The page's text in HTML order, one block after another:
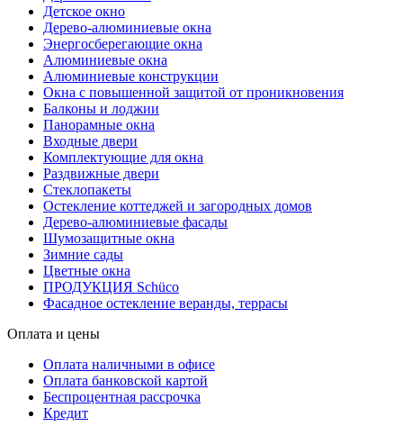
Детское окно
Дерево-алюминиевые окна
Энергосберегающие окна
Алюминиевые окна
Алюминиевые конструкции
Окна с повышенной защитой от проникновения
Балконы и лоджии
Панорамные окна
Входные двери
Комплектующие для окна
Раздвижные двери
Стеклопакеты
Остекление коттеджей и загородных домов
Дерево-алюминиевые фасады
Шумозащитные окна
Зимние сады
Цветные окна
ПРОДУКЦИЯ Schüco
Фасадное остекление веранды, террасы
Оплата и цены
Оплата наличными в офисе
Оплата банковской картой
Беспроцентная рассрочка
Кредит